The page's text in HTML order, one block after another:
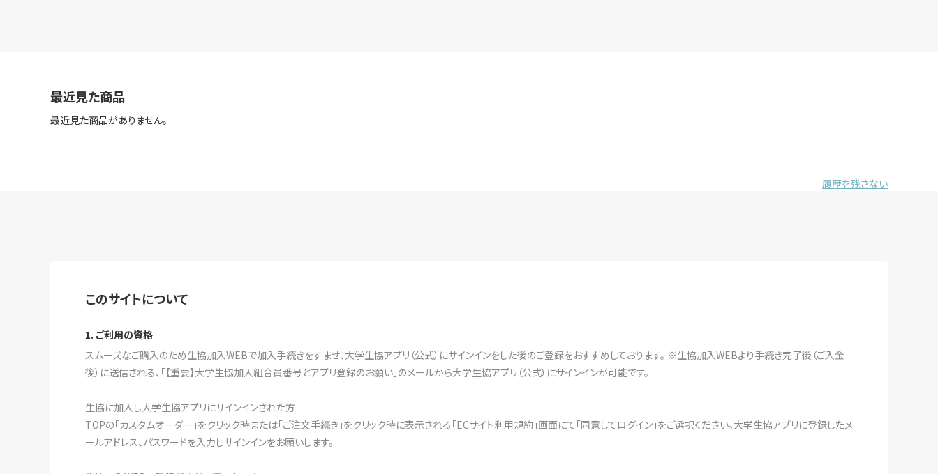
最近見た商品
最近見た商品がありません。
履歴を残さない
このサイトについて
1. ご利用の資格
スムーズなご購入のため生協加入WEBで加入手続きをすませ、大学生協アプリ（公式）にサインインをした後のご登録をおすすめしております。 ※生協加入WEBより手続き完了後（ご入金
後）に送信される、「【重要】大学生協加入組合員番号とアプリ登録のお願い」のメールから大学生協アプリ（公式）にサインインが可能です。
生協に加入し大学生協アプリにサインインされた方
TOPの「カスタムオーダー」をクリック時または「ご注文手続き」をクリック時に表示される「ECサイト利用規約」画面にて「同意してログイン」をご選択ください。大学生協アプリに登録したメ
ールアドレス、パスワードを入力しサインインをお願いします。